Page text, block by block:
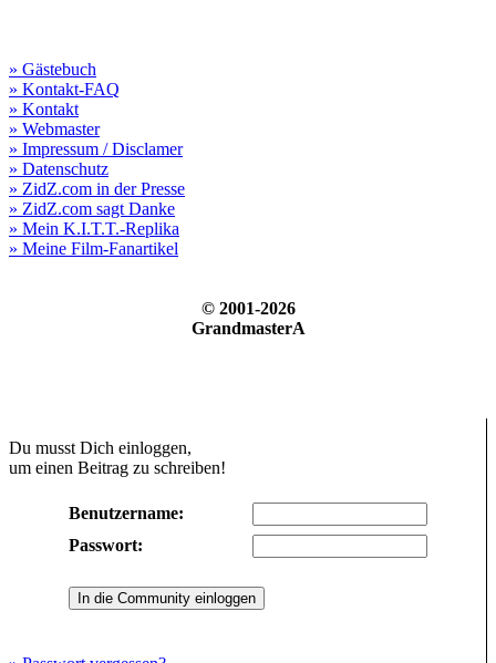
» Gästebuch
» Kontakt-FAQ
» Kontakt
» Webmaster
» Impressum / Disclamer
» Datenschutz
» ZidZ.com in der Presse
» ZidZ.com sagt Danke
» Mein K.I.T.T.-Replika
» Meine Film-Fanartikel
© 2001-2026
GrandmasterA
Du musst Dich einloggen,
um einen Beitrag zu schreiben!
Benutzername:
Passwort: